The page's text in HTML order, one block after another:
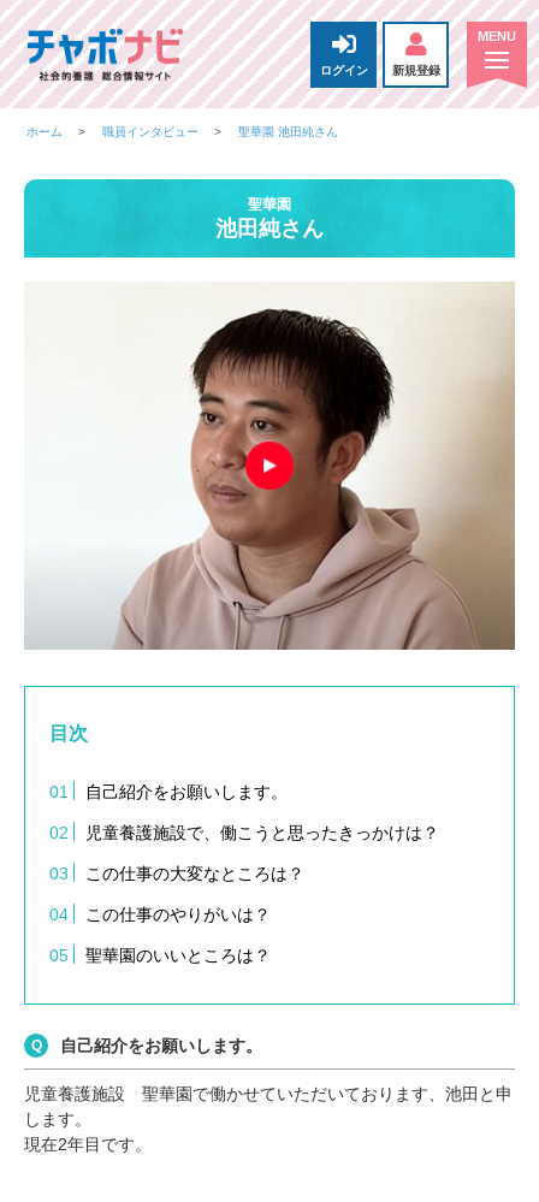
ログイン 新規登録
ホーム 職員インタビュー 聖華園 池田純さん
聖華園
池田純さん
目次
自己紹介をお願いします。
児童養護施設で、働こうと思ったきっかけは？
この仕事の大変なところは？
この仕事のやりがいは？
聖華園のいいところは？
自己紹介をお願いします。
児童養護施設 聖華園で働かせていただいております、池田と申
します。
現在2年目です。